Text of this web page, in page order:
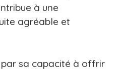
à une
agréable et
par sa capacité à offrir